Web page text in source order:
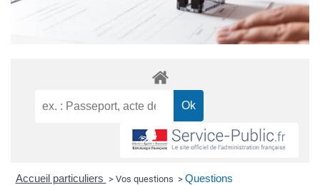
Accueil particuliers > Vos questions > Questions